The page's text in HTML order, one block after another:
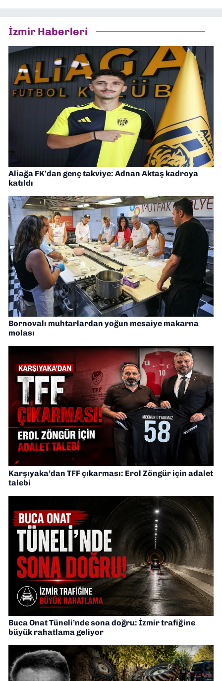
İzmir Haberleri
Aliağa FK’dan genç takviye: Adnan Aktaş kadroya
katıldı
Bornovalı muhtarlardan yoğun mesaiye makarna
molası
Karşıyaka’dan TFF çıkarması: Erol Zöngür için adalet
talebi
Buca Onat Tüneli’nde sona doğru: İzmir trafiğine
büyük rahatlama geliyor